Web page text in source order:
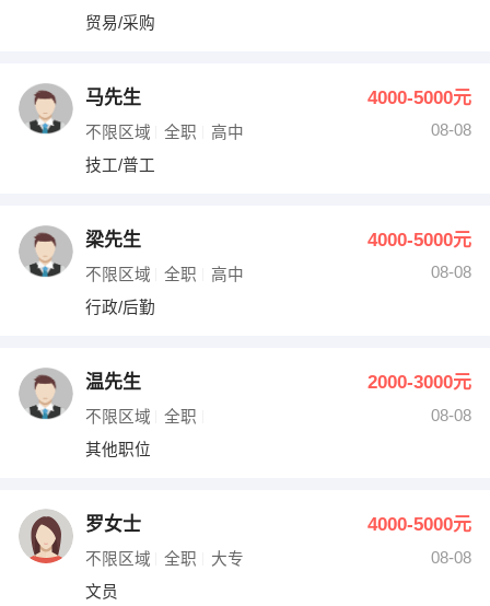
贸易/采购
马先生 4000-5000元
不限区域 全职 高中
08-08
技工/普工
梁先生 4000-5000元
不限区域 全职 高中
08-08
行政/后勤
温先生 2000-3000元
不限区域 全职
08-08
其他职位
罗女士 4000-5000元
不限区域 全职 大专
08-08
文员